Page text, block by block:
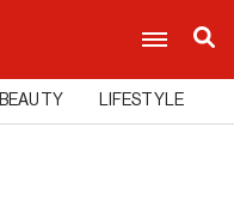
BEAUTY LIFESTYLE